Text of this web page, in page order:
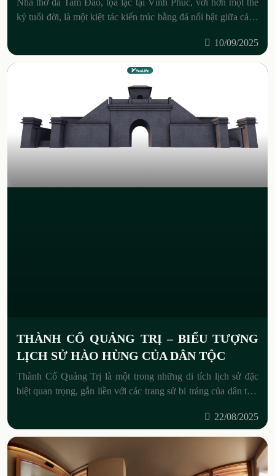
Nhà thờ đá Tam Đảo, tọa lạc tại Vĩnh Phúc, với hơn một thế
kỷ tuổi đời, là một kiệt tác kiến trúc bằng đá nổi bật giữa cảnh
10/09/2025
THÀNH CỔ QUẢNG TRỊ – BIỂU TƯỢNG
LỊCH SỬ HÀO HÙNG CỦA DÂN TỘC
Thành Cổ Quảng Trị là một trong những di tích lịch sử đặc
biệt quan trọng, gắn liền với các trang sử bi tráng của dân tộc.
22/08/2025